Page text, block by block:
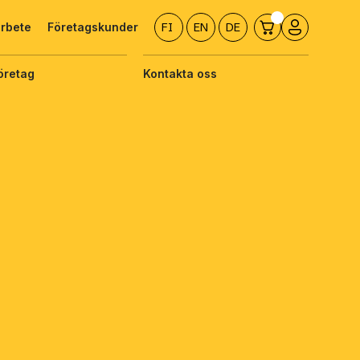
Företagskunder FI EN DE
Kontakta oss